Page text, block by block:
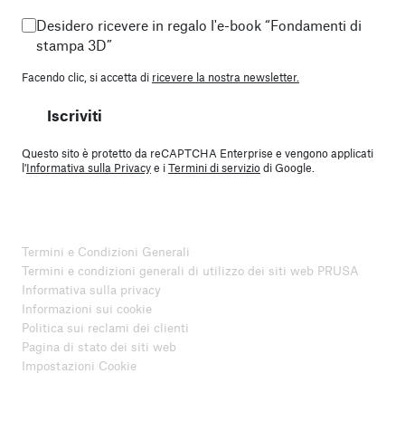
Desidero ricevere in regalo l'e-book “Fondamenti di
stampa 3D”
Facendo clic, si accetta di ricevere la nostra newsletter.
Iscriviti
Questo sito è protetto da reCAPTCHA Enterprise e vengono applicati
l'Informativa sulla Privacye iTermini di serviziodi Google.
Termini e Condizioni Generali
Termini e condizioni generali di utilizzo dei siti web PRUSA
Informativa sulla privacy
Informazioni sui cookie
Politica sui reclami dei clienti
Pagina di stato dei siti web
Impostazioni Cookie